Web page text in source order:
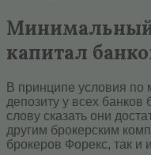
капитал
В принципе условия по
депозиту у всех банков
слову сказать они
другим брокерским
брокеров Форекс, так и